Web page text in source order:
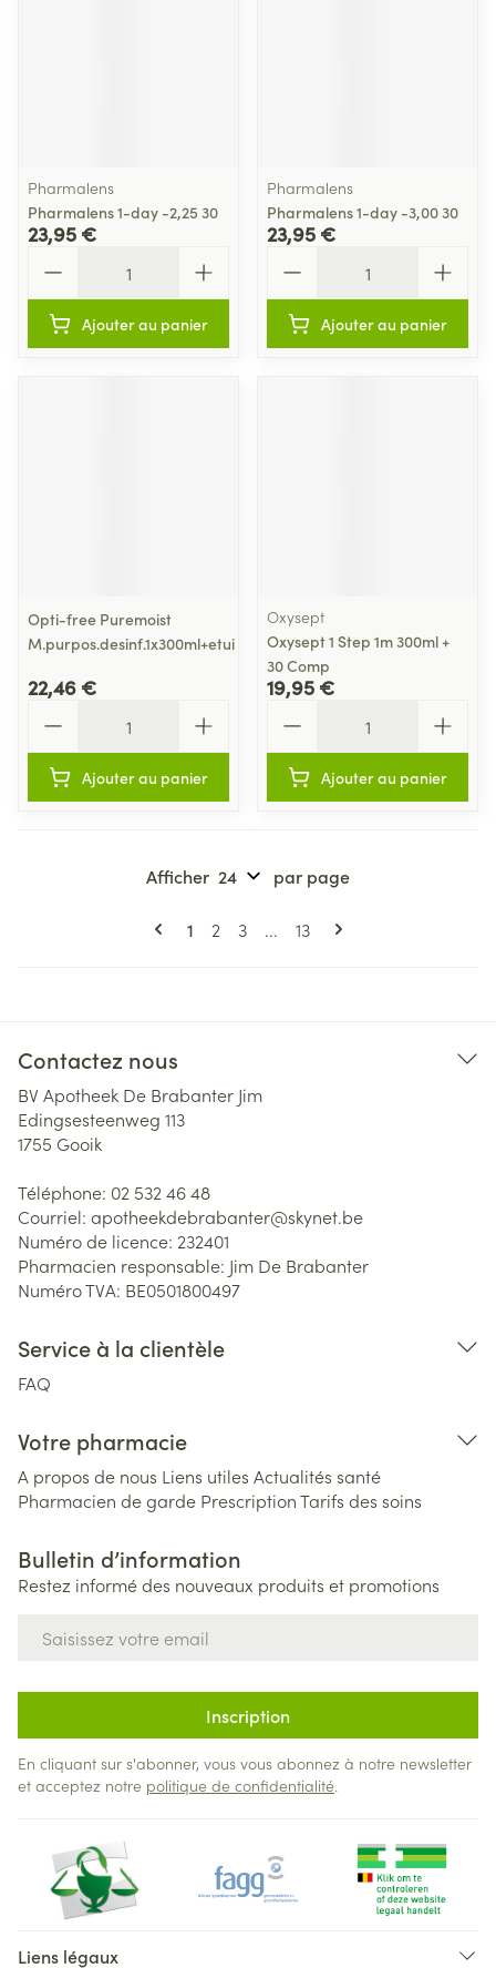
Pharmalens
Pharmalens 1-day -2,25 30
23,95 €
Ajouter au panier
Pharmalens
Pharmalens 1-day -3,00 30
23,95 €
Ajouter au panier
Opti-free Puremoist
M.purpos.desinf.1x300ml+etui
22,46 €
Ajouter au panier
Oxysept
Oxysept 1 Step 1m 300ml +
30 Comp
19,95 €
Ajouter au panier
Vous lisez actuellement la page
1 Page
2 Page
3 ... Page
13
Afficher par page
Contactez nous
BV Apotheek De Brabanter Jim
Edingsesteenweg 113
1755 Gooik
Téléphone: 02 532 46 48
Courriel: apotheekdebrabanter@skynet.be
Numéro de licence: 232401
Pharmacien responsable: Jim De Brabanter
Numéro TVA: BE0501800497
Service à la clientèle
FAQ
Votre pharmacie
A propos de nous Liens utiles Actualités santé
Pharmacien de garde PrescriptionTarifs des soins
Bulletin d’information
Restez informé des nouveaux produits et promotions
Inscription
En cliquant sur s'abonner, vous vous abonnez à notre newsletter
et acceptez notre politique de confidentialité.
Liens légaux